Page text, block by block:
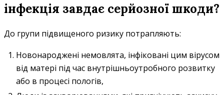
інфекція завдає серйозної шкоди?
До групи підвищеного ризику потрапляють:
Новонароджені немовлята, інфіковані цим вірусом
від матері під час внутрішньоутробного розвитку
або в процесі пологів,